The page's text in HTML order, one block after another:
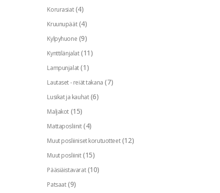
Korurasiat (4)
Kruunupäät (4)
Kylpyhuone (9)
Kynttilänjalat (11)
Lampunjalat (1)
Lautaset - reiät takana (7)
Lusikat ja kauhat (6)
Maljakot (15)
Mattaposliinit (4)
Muut posliiniset korutuotteet (12)
Muut posliinit (15)
Pääsiäistavarat (10)
Patsaat (9)